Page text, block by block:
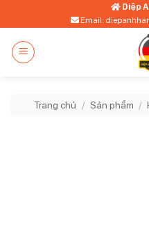
qua
dung
Diệp
Email:
Trang chủ / Sản phẩm /